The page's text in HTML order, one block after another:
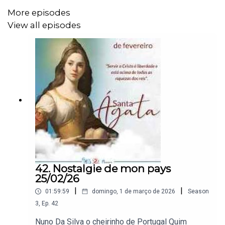
Leportel oi oi
Rubem Aguiar a canção do gago
Maria lisboa zumbando comigo
Andréia portinho e proibido
Tiago neto e Paulo fragoso não há verão sem
emigrantes
More episodes
View all episodes
42. Nostalgie de mon pays
25/02/26
01:59:59 domingo, 1 de março de 2026
Season
3, Ep. 42
Nuno Da Silva o cheirinho de Portugal Quim